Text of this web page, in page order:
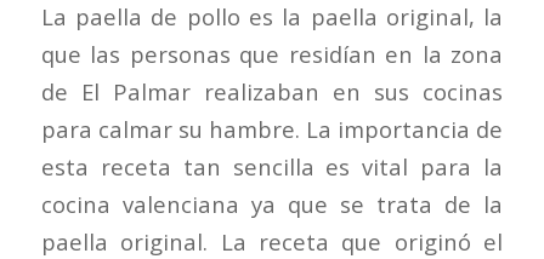
La paella de pollo es la paella original, la
que las personas que residían en la zona
de El Palmar realizaban en sus cocinas
para calmar su hambre. La importancia de
esta receta tan sencilla es vital para la
cocina valenciana ya que se trata de la
paella original. La receta que originó el